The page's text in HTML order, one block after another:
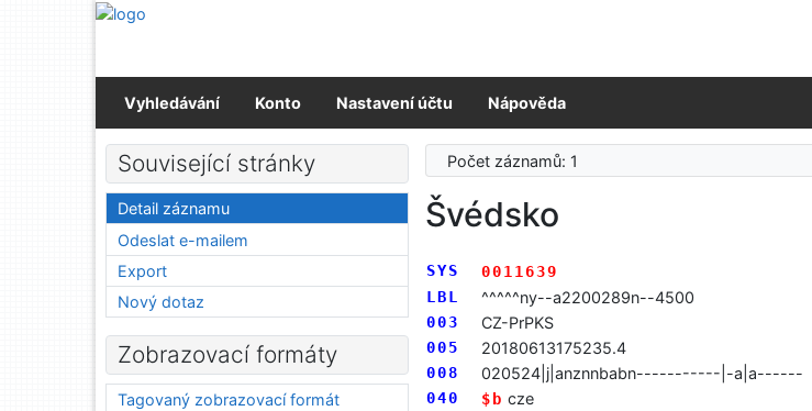
Přejít na obsah
Vyhledávání Konto Nastavení účtu Nápověda
Počet záznamů: 1
Švédsko
SYS
0011639
LBL
^^^^^ny--a2200289n--4500
003 CZ-PrPKS
005 20180613175235.4
008 020524|j|anznnbabn-----------|-a|a------
040 $b cze
Související stránky
Detail záznamu
Odeslat e-mailem
Export
Nový dotaz
Zobrazovací formáty
Tagovaný zobrazovací formát